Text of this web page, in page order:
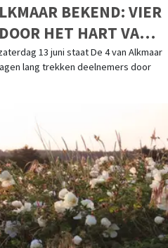
BEKEND: VIER
HET HART VAN
13 juni staat De 4 van Alkmaar
lang trekken deelnemers door